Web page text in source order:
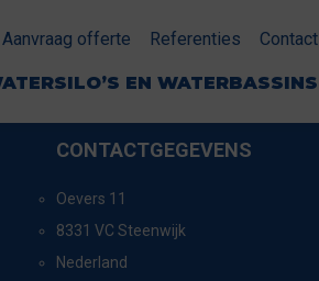
Aanvraag offerte Referenties Contact
EN WATERBASSINS
CONTACTGEGEVENS
Oevers 11
8331 VC Steenwijk
Nederland